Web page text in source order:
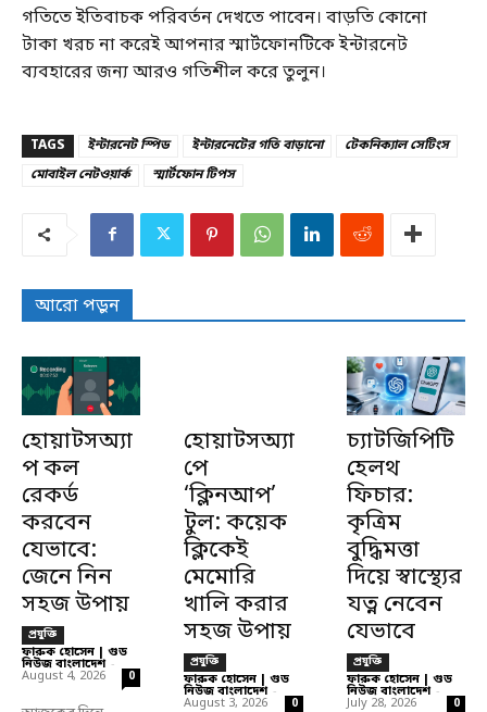
গতিতে ইতিবাচক পরিবর্তন দেখতে পাবেন। বাড়তি কোনো
টাকা খরচ না করেই আপনার স্মার্টফোনটিকে ইন্টারনেট
ব্যবহারের জন্য আরও গতিশীল করে তুলুন।
TAGS ইন্টারনেট স্পিড ইন্টারনেটের গতি বাড়ানো
টেকনিক্যাল সেটিংস
মোবাইল নেটওয়ার্ক
স্মার্টফোন টিপস
আরো পড়ুন
হোয়াটসঅ্যা
প কল
রেকর্ড
করবেন
যেভাবে:
জেনে নিন
সহজ উপায়
প্রযুক্তি
ফারুক হোসেন | গুড
নিউজ বাংলাদেশ -
August 4, 2026 0
হোয়াটসঅ্যা
পে
‘ক্লিনআপ’
টুল: কয়েক
ক্লিকেই
মেমোরি
খালি করার
সহজ উপায়
প্রযুক্তি
ফারুক হোসেন | গুড
নিউজ বাংলাদেশ -
August 3, 2026 0
চ্যাটজিপিটি
হেলথ
ফিচার:
কৃত্রিম
বুদ্ধিমত্তা
দিয়ে স্বাস্থ্যের
যত্ন নেবেন
যেভাবে
প্রযুক্তি
ফারুক হোসেন | গুড
নিউজ বাংলাদেশ -
July 28, 2026 0